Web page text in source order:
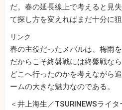
だ。春の延長線上で考えると見
て探し方を変えればまだ十分に狙
リンク
春の主役だったメバルは、梅雨
だからこそ終盤戦には終盤戦な
どこへ行ったのかを考えながら
ームの大きな魅力なのである。
＜井上海生／TSURINEWSライタ